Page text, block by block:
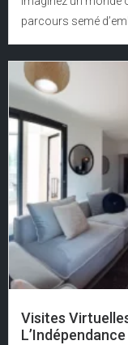
parcours semé
Visites